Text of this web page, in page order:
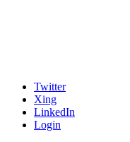
Twitter
Xing
LinkedIn
Login